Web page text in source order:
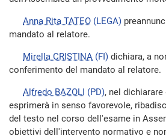
Anna Rita TATEO (LEGA)
mandato al relatore.
Mirella CRISTINA (FI) dichiara, a
conferimento del mandato al relatore.
Alfredo BAZOLI (PD), nel
esprimerà in senso favorevole,
del testo nel corso dell'esame in
obiettivi dell'intervento normativo e